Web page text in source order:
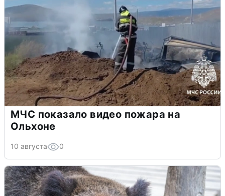
МЧС показало видео пожара на
Ольхоне
10 августа 0